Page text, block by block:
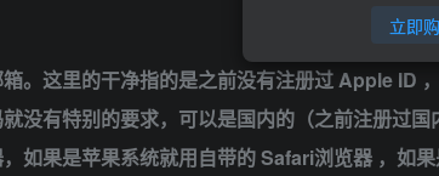
。这里的干净指的是之前没有注册过 Apple ID
没有特别的要求，可以是国内的（之前注册过国
如果是苹果系统就用自带的 Safari浏览器 ，如
立即